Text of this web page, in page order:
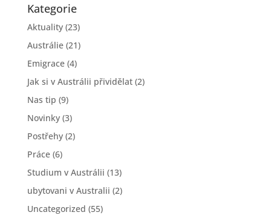
Kategorie
Aktuality(23)
Austrálie(21)
Emigrace(4)
Jak si v Austrálii přividělat(2)
Nas tip (9)
Novinky(3)
Postřehy(2)
Práce(6)
Studium v Austrálii (13)
ubytovani v Australii (2)
Uncategorized (55)